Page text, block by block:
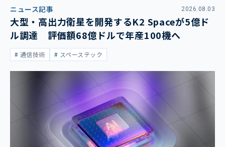
ニュース記事 2026.08.03
大型・高出力衛星を開発するK2 Spaceが5億ド
ル調達 評価額68億ドルで年産100機へ
通信技術 スペーステック